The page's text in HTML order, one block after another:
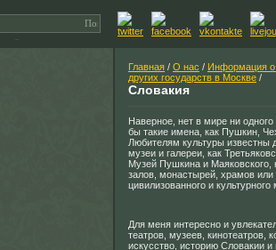
Главная / О нас / Информация о
других государств в Москве /
Словакия
Наверное, нет в мире ни
бы такие имена, как Пушкин,
Любителям культуры известны
музеи и галереи, как
Музей Пушкина и Маяковского,
залов, монастырей, храмов или
цивилизованного и
Для меня интересно и
театров, музеев, кинотеатров,
искусство, историю Словакии и